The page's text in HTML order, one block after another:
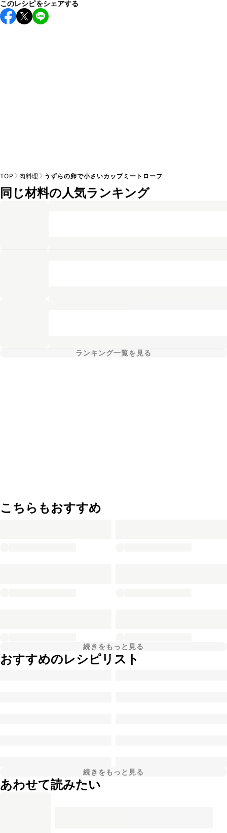
保存期間は冷蔵で翌日中が目安です。なるべくお早めにお召
し上がりください。
このレシピをシェアする
TOP 肉料理 うずらの卵で小さいカップミートローフ
同じ材料の人気ランキング
ランキング一覧を見る
こちらもおすすめ
続きをもっと見る
おすすめのレシピリスト
続きをもっと見る
あわせて読みたい